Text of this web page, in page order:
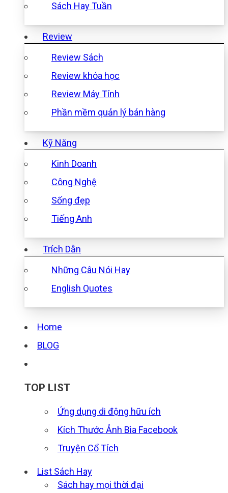
Sách Hay Tuần
Review
Review Sách
Review khóa học
Review Máy Tính
Phần mềm quản lý bán hàng
Kỹ Năng
Kinh Doanh
Công Nghệ
Sống đẹp
Tiếng Anh
Trích Dẫn
Những Câu Nói Hay
English Quotes
Home
BLOG
TOP LIST
Ứng dụng di động hữu ích
Kích Thước Ảnh Bìa Facebook
Truyện Cổ Tích
List Sách Hay
Sách hay mọi thời đại